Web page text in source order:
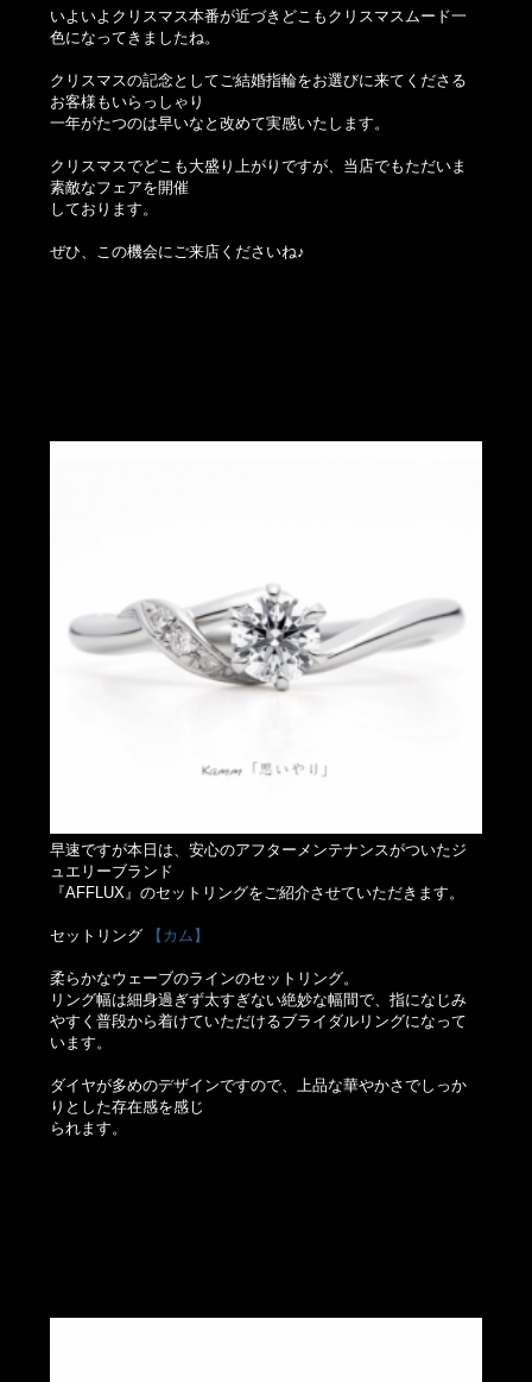
いよいよクリスマス本番が近づきどこもクリスマスムード一
色になってきましたね。
クリスマスの記念としてご結婚指輪をお選びに来てくださる
お客様もいらっしゃり
一年がたつのは早いなと改めて実感いたします。
クリスマスでどこも大盛り上がりですが、当店でもただいま
素敵なフェアを開催
しております。
ぜひ、この機会にご来店くださいね♪
早速ですが本日は、安心のアフターメンテナンスがついたジ
ュエリーブランド
『AFFLUX』のセットリングをご紹介させていただきます。
セットリング 【カム】
柔らかなウェーブのラインのセットリング。
リング幅は細身過ぎず太すぎない絶妙な幅間で、指になじみ
やすく普段から着けていただけるブライダルリングになって
います。
ダイヤが多めのデザインですので、上品な華やかさでしっか
りとした存在感を感じ
られます。